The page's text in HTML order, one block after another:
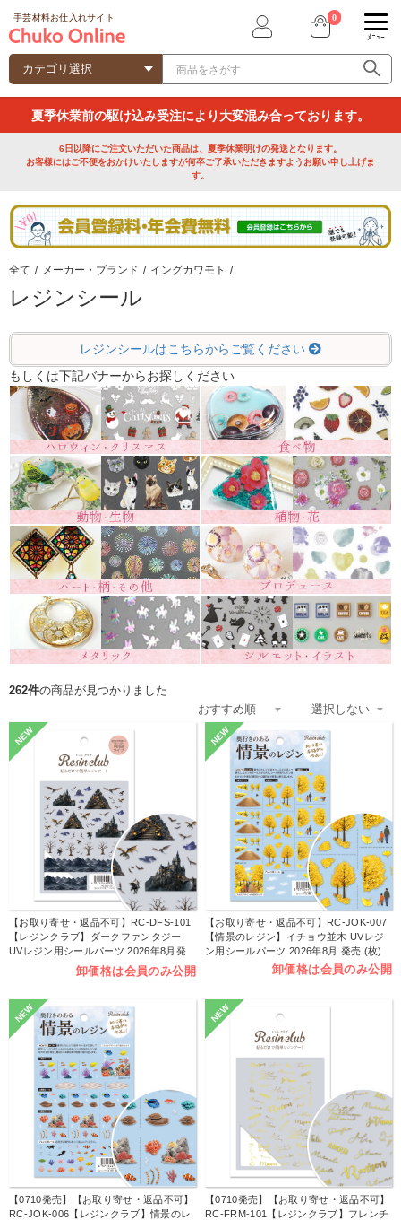
手芸材料お仕入れサイト 0
ﾒﾆｭｰ
夏季休業前の駆け込み受注により大変混み合っております。
6日以降にご注文いただいた商品は、夏季休業明けの発送となります。
お客様にはご不便をおかけいたしますが何卒ご了承いただきますようお願い申し上げま
す。
全て / メーカー・ブランド / イングカワモト /
レジンシール
レジンシールはこちらからご覧ください
もしくは下記バナーからお探しください
262件の商品が見つかりました
NEW
【お取り寄せ・返品不可】RC-DFS-101
【レジンクラブ】ダークファンタジー
UVレジン用シールパーツ 2026年8月発
卸価格は会員のみ公開
NEW
【お取り寄せ・返品不可】RC-JOK-007
【情景のレジン】イチョウ並木 UVレジ
ン用シールパーツ 2026年8月 発売 (枚)
卸価格は会員のみ公開
NEW
【0710発売】【お取り寄せ・返品不可】
RC-JOK-006【レジンクラブ】情景のレ
NEW
【0710発売】【お取り寄せ・返品不可】
RC-FRM-101【レジンクラブ】フレンチ